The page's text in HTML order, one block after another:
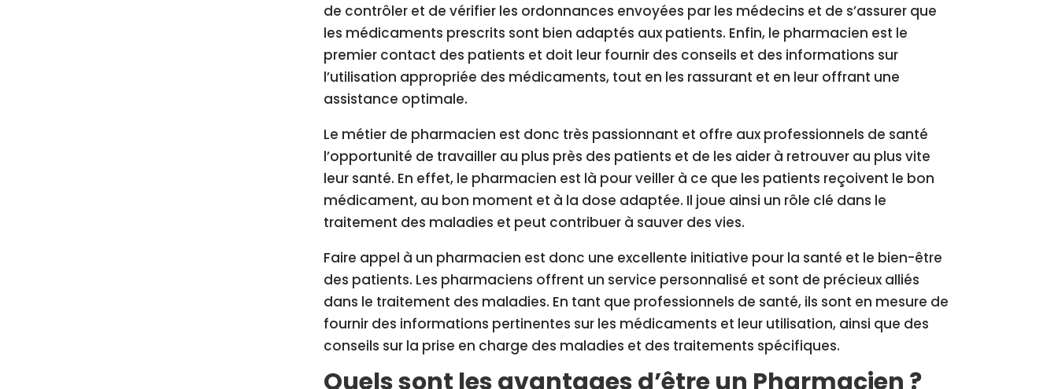
de contrôler et de vérifier les ordonnances envoyées par les médecins et de s’assurer que
les médicaments prescrits sont bien adaptés aux patients. Enfin, le pharmacien est le
premier contact des patients et doit leur fournir des conseils et des informations sur
l’utilisation appropriée des médicaments, tout en les rassurant et en leur offrant une
assistance optimale.
Le métier de pharmacien est donc très passionnant et offre aux professionnels de santé
l’opportunité de travailler au plus près des patients et de les aider à retrouver au plus vite
leur santé. En effet, le pharmacien est là pour veiller à ce que les patients reçoivent le bon
médicament, au bon moment et à la dose adaptée. Il joue ainsi un rôle clé dans le
traitement des maladies et peut contribuer à sauver des vies.
Faire appel à un pharmacien est donc une excellente initiative pour la santé et le bien-être
des patients. Les pharmaciens offrent un service personnalisé et sont de précieux alliés
dans le traitement des maladies. En tant que professionnels de santé, ils sont en mesure de
fournir des informations pertinentes sur les médicaments et leur utilisation, ainsi que des
conseils sur la prise en charge des maladies et des traitements spécifiques.
Quels sont les avantages d’être un Pharmacien ?